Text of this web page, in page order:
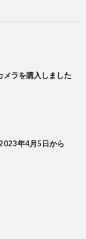
ラを購入しました
年4月5日から